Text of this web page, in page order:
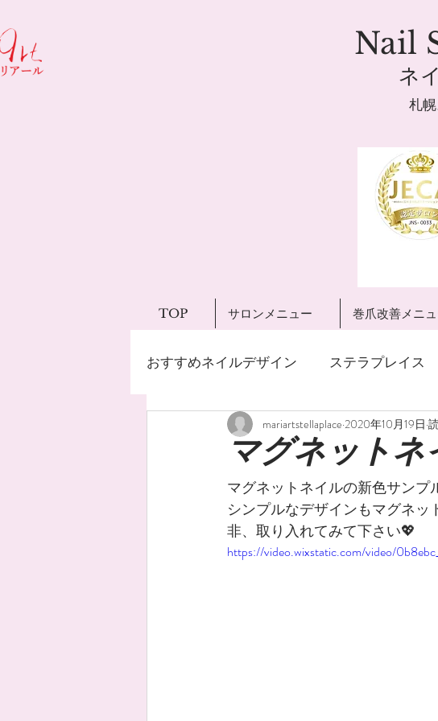
Nail
ネ
札
TOP サロンメニュー 巻爪改善メニ
おすすめネイルデザイン ステラプレイス
ネイルサロン ステラ 札幌駅
ジェルネイルデザイン ジェルネイル
ネイルオイル 手荒れ 乾燥対策
マグネット
mariartstellaplace 2020年10月19日
マグネットネイルの新色サンプ
シンプルなデザインもマグネ
非、取り入れてみて下さい💖
https://video.wixstatic.com/video/